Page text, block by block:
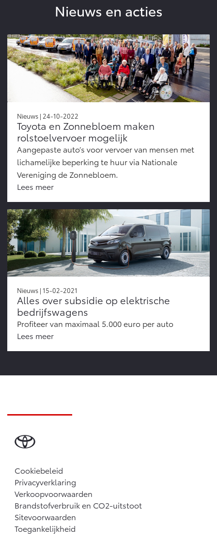
Nieuws en acties
Nieuws | 24-10-2022
Toyota en Zonnebloem maken
rolstoelvervoer mogelijk
Aangepaste auto’s voor vervoer van mensen met
lichamelijke beperking te huur via Nationale
Vereniging de Zonnebloem.
Lees meer
Nieuws | 15-02-2021
Alles over subsidie op elektrische
bedrijfswagens
Profiteer van maximaal 5.000 euro per auto
Lees meer
Cookiebeleid
Privacyverklaring
Verkoopvoorwaarden
Brandstofverbruik en CO2-uitstoot
Sitevoorwaarden
Toegankelijkheid